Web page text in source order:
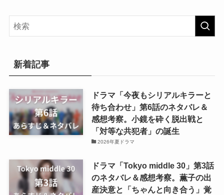
新着記事
ドラマ「今夜もシリアルキラーと
待ち合わせ」第6話のネタバレ＆
感想考察。小鏡を砕く脱出戦と
「対等な共犯者」の誕生
2026年夏ドラマ
ドラマ「Tokyo middle 30」第3話
のネタバレ＆感想考察。薫子の出
産決意と「ちゃんと向き合う」覚